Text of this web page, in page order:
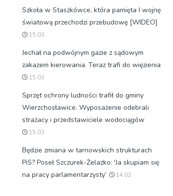
Szkoła w Staszkówce, która pamięta I wojnę
światową przechodzi przebudowę [WIDEO]
15:03
Jechał na podwójnym gazie z sądowym
zakazem kierowania. Teraz trafi do więzienia
15:03
Sprzęt ochrony ludności trafił do gminy
Wierzchosławice. Wyposażenie odebrali
strażacy i przedstawiciele wodociągów
15:03
Będzie zmiana w tarnowskich strukturach
PiS? Poseł Szczurek-Żelazko: 'Ja skupiam się
na pracy parlamentarzysty’
14:02